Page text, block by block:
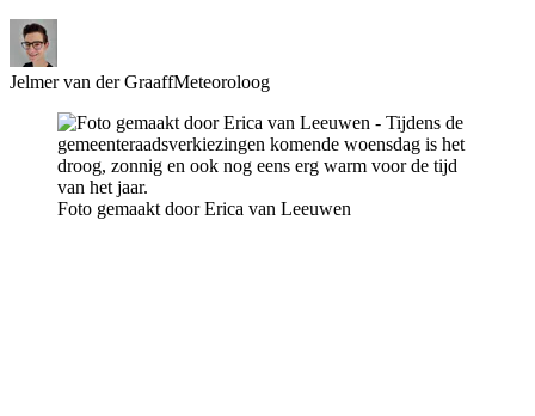
Jelmer van der GraaffMeteoroloog
Foto gemaakt door Erica van Leeuwen